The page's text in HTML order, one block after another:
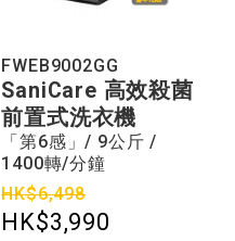
FWEB9002GG
SaniCare 高效殺菌
前置式洗衣機
「第6感」/ 9公斤 /
1400轉/分鐘
HK$6,498
HK$3,990